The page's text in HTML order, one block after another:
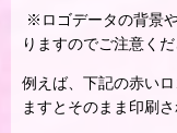
※ロゴデータの背景
りますのでご注意くだ
例えば、下記の赤い
ますとそのまま印刷さ